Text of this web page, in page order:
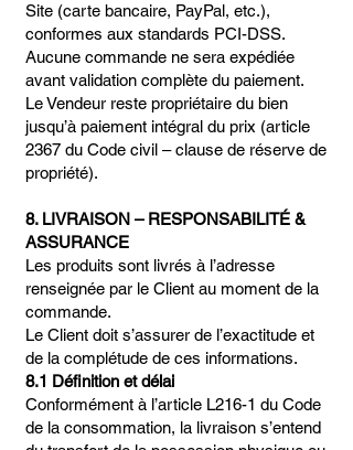
Site (carte bancaire, PayPal, etc.),
conformes aux standards PCI-DSS.
Aucune commande ne sera expédiée
avant validation complète du paiement.
Le Vendeur reste propriétaire du bien
jusqu’à paiement intégral du prix (article
2367 du Code civil – clause de réserve de
propriété).
8. LIVRAISON – RESPONSABILITÉ &
ASSURANCE
Les produits sont livrés à l’adresse
renseignée par le Client au moment de la
commande.
Le Client doit s’assurer de l’exactitude et
de la complétude de ces informations.
8.1 Définition et délai
Conformément à l’article L216-1 du Code
de la consommation, la livraison s’entend